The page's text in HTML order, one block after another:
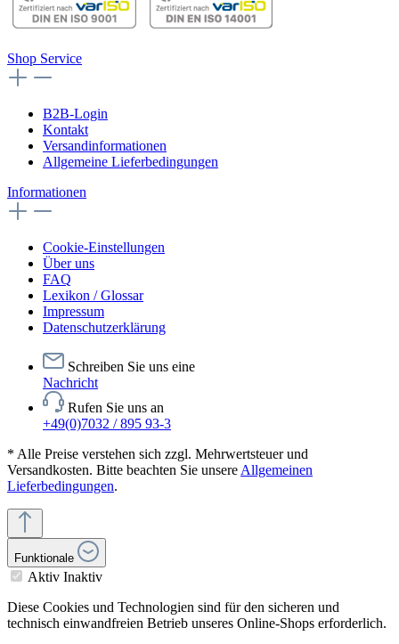
Shop Service
B2B-Login
Kontakt
Versandinformationen
Allgemeine Lieferbedingungen
Informationen
Cookie-Einstellungen
Über uns
FAQ
Lexikon / Glossar
Impressum
Datenschutzerklärung
Schreiben Sie uns eine
Nachricht
Rufen Sie uns an
+49(0)7032 / 895 93-3
* Alle Preise verstehen sich zzgl. Mehrwertsteuer und
Versandkosten. Bitte beachten Sie unsere Allgemeinen
Lieferbedingungen.
Funktionale
Aktiv Inaktiv
Diese Cookies und Technologien sind für den sicheren und
technisch einwandfreien Betrieb unseres Online-Shops erforderlich.